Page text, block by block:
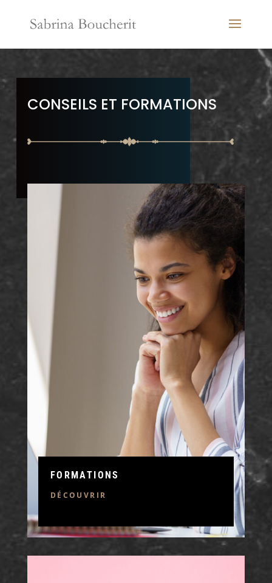
CONSEILS ET FORMATIONS
FORMATIONS
DÉCOUVRIR